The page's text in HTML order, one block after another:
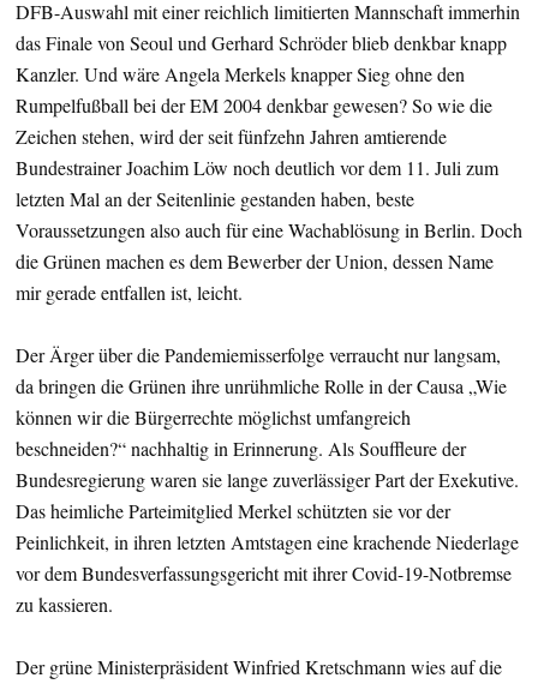
DFB-Auswahl mit einer reichlich limitierten Mannschaft immerhin
das Finale von Seoul und Gerhard Schröder blieb denkbar knapp
Kanzler. Und wäre Angela Merkels knapper Sieg ohne den
Rumpelfußball bei der EM 2004 denkbar gewesen? So wie die
Zeichen stehen, wird der seit fünfzehn Jahren amtierende
Bundestrainer Joachim Löw noch deutlich vor dem 11. Juli zum
letzten Mal an der Seitenlinie gestanden haben, beste
Voraussetzungen also auch für eine Wachablösung in Berlin. Doch
die Grünen machen es dem Bewerber der Union, dessen Name
mir gerade entfallen ist, leicht.
Der Ärger über die Pandemiemisserfolge verraucht nur langsam,
da bringen die Grünen ihre unrühmliche Rolle in der Causa „Wie
können wir die Bürgerrechte möglichst umfangreich
beschneiden?“ nachhaltig in Erinnerung. Als Souffleure der
Bundesregierung waren sie lange zuverlässiger Part der Exekutive.
Das heimliche Parteimitglied Merkel schützten sie vor der
Peinlichkeit, in ihren letzten Amtstagen eine krachende Niederlage
vor dem Bundesverfassungsgericht mit ihrer Covid-19-Notbremse
zu kassieren.
Der grüne Ministerpräsident Winfried Kretschmann wies auf die